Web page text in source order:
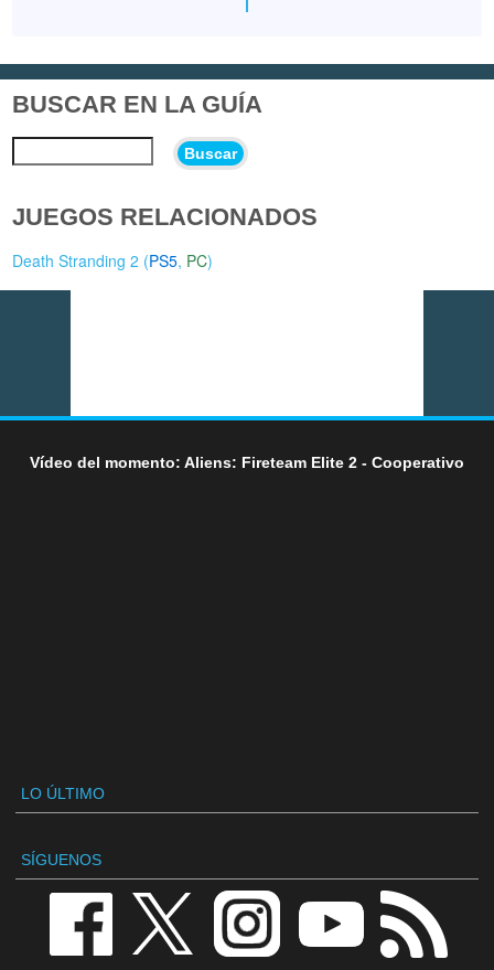
BUSCAR EN LA GUÍA
Buscar
JUEGOS RELACIONADOS
Death Stranding 2 (PS5, PC)
Vídeo del momento: Aliens: Fireteam Elite 2 - Cooperativo
LO ÚLTIMO
SÍGUENOS